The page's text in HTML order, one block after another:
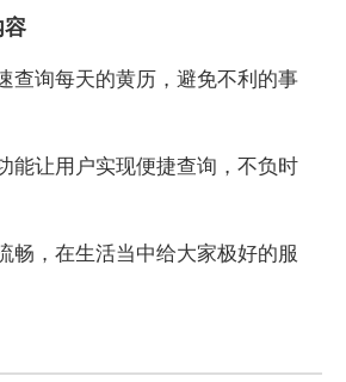
容
查询每天的黄历，避免不利的事
能让用户实现便捷查询，不负时
畅，在生活当中给大家极好的服